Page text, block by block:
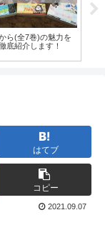
ら(全7巻)の魅力を
底紹介します！
はてブ
コピー
2021.09.07